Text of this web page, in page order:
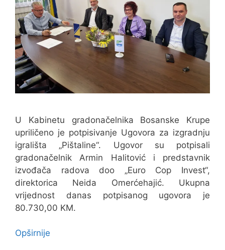
U Kabinetu gradonačelnika Bosanske Krupe
upriličeno je potpisivanje Ugovora za izgradnju
igrališta „Pištaline“. Ugovor su potpisali
gradonačelnik Armin Halitović i predstavnik
izvođača radova doo „Euro Cop Invest“,
direktorica Neida Omerćehajić. Ukupna
vrijednost danas potpisanog ugovora je
80.730,00 KM.
Opširnije